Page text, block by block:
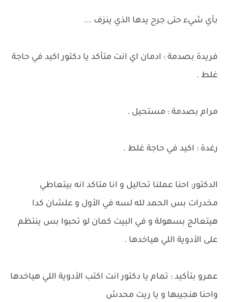
بأي شيء حتى جرح يدها الذي ينزف ...
فريدة بصدمة : ادمان اي انت متأكد يا دكتور اكيد في حاجة
غلط .
مرام بصدمة : مستحيل .
رغدة : اكيد في حاجة غلط .
الدكتور: احنا عملنا تحاليل و انا متاكد انه بيتعاطي
مخدرات بس الحمد لله لسه في الأول و علشان كدا
هيتعالج بسهولة و في البيت كمان لو تحبوا بس ينتظم
على الأدوية اللي هياخدها .
عمرو بتأكيد : تمام يا دكتور انت اكتب الأدوية اللي هياخدها
واحنا هنجيبها و يا ريت محدش